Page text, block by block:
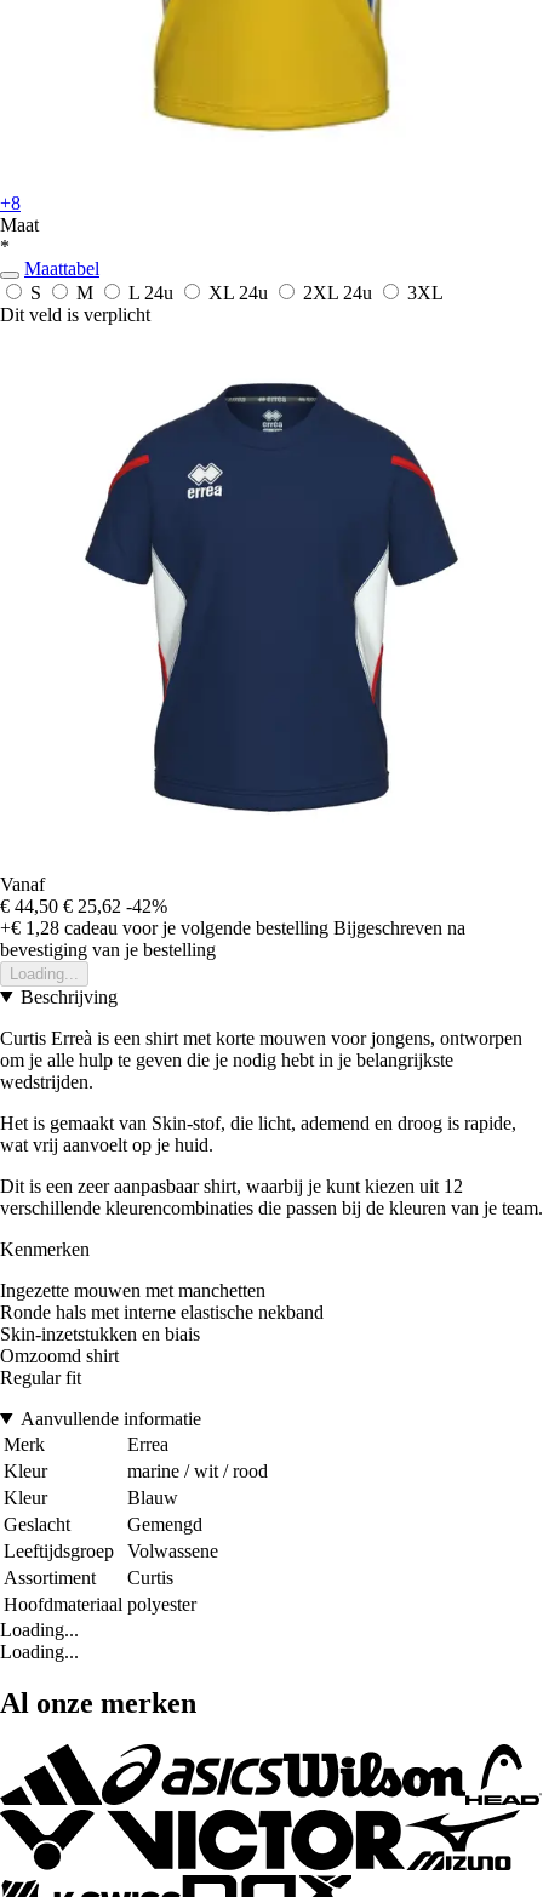
+8
Maat
*
Maattabel
S
M L 24u XL 24u 2XL 24u
3XL
Dit veld is verplicht
Vanaf
€ 44,50 € 25,62 -42%
+€ 1,28 cadeau voor je volgende bestelling Bijgeschreven na
bevestiging van je bestelling
Loading...
Beschrijving
Curtis Erreà is een shirt met korte mouwen voor jongens, ontworpen
om je alle hulp te geven die je nodig hebt in je belangrijkste
wedstrijden.
Het is gemaakt van Skin-stof, die licht, ademend en droog is rapide,
wat vrij aanvoelt op je huid.
Dit is een zeer aanpasbaar shirt, waarbij je kunt kiezen uit 12
verschillende kleurencombinaties die passen bij de kleuren van je team.
Kenmerken
Ingezette mouwen met manchetten
Ronde hals met interne elastische nekband
Skin-inzetstukken en biais
Omzoomd shirt
Regular fit
Aanvullende informatie
Merk
Errea
Kleur
marine / wit / rood
Kleur
Blauw
Geslacht
Gemengd
Leeftijdsgroep
Volwassene
Assortiment
Curtis
Hoofdmateriaal polyester
Loading...
Loading...
Al onze merken